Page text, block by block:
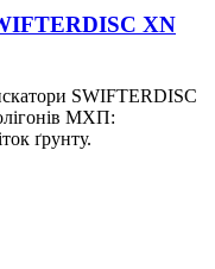
XN
SWIFTERDISC
МХП:
ґрунту.